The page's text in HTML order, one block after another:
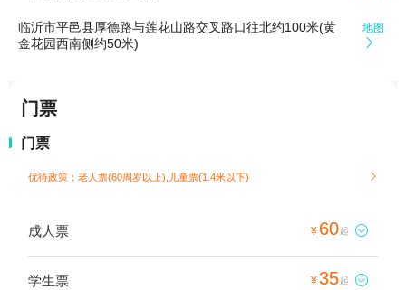
临沂市平邑县厚德路与莲花山路交叉路口往北约100米(黄
金花园西南侧约50米)
地图

门票
门票
优待政策：老人票(60周岁以上),儿童票(1.4米以下) 
成人票 ¥ 60起 
学生票 ¥35起 